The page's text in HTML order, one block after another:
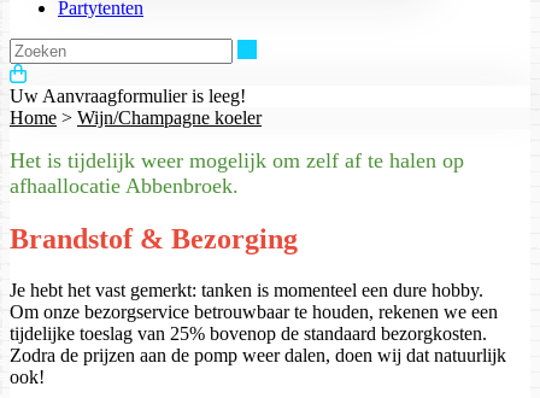
Partytenten
Uw Aanvraagformulier is leeg!
Home > Wijn/Champagne koeler
Het is tijdelijk weer mogelijk om zelf af te halen op
afhaallocatie Abbenbroek.
Brandstof & Bezorging
Je hebt het vast gemerkt: tanken is momenteel een dure hobby.
Om onze bezorgservice betrouwbaar te houden, rekenen we een
tijdelijke toeslag van 25% bovenop de standaard bezorgkosten.
Zodra de prijzen aan de pomp weer dalen, doen wij dat natuurlijk
ook!